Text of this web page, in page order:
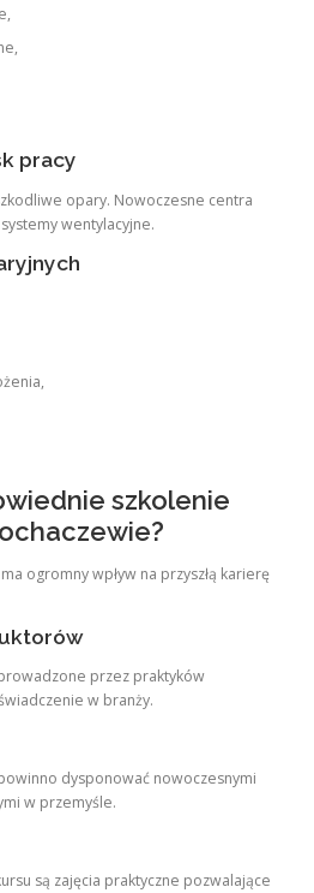
pracy
opary. Nowoczesne centra
wentylacyjne.
szkolenie
ogromny wpływ na przyszłą karierę
przez praktyków
w branży.
dysponować nowoczesnymi
w przemyśle.
są zajęcia praktyczne pozwalające